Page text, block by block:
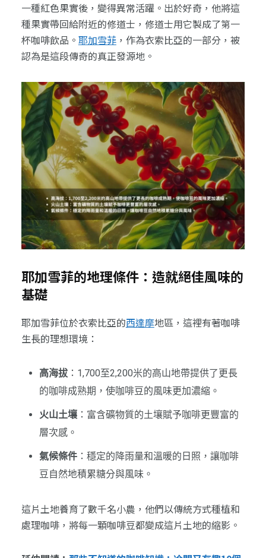
一種紅色果實後，變得異常活躍。出於好奇，他將這
種果實帶回給附近的修道士，修道士用它製成了第一
杯咖啡飲品。 耶加雪菲，作為衣索比亞的一部分，被
認為是這段傳奇的真正發源地。
耶加雪菲的地理條件：造就絕佳風味的
基礎
耶加雪菲位於衣索比亞的西達摩地區，這裡有著咖啡
生長的理想環境：
高海拔：1,700至2,200米的高山地帶提供了更長
的咖啡成熟期，使咖啡豆的風味更加濃縮。
火山土壤：富含礦物質的土壤賦予咖啡更豐富的
層次感。
氣候條件：穩定的降雨量和溫暖的日照，讓咖啡
豆自然地積累糖分與風味。
這片土地養育了數千名小農，他們以傳統方式種植和
處理咖啡，將每一顆咖啡豆都變成這片土地的縮影。